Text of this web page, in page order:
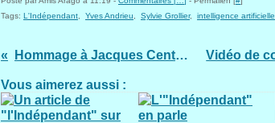
Tags: L'Indépendant Yves Andrieu Sylvie Grollier, intelligence artificielle
Hommage à Jacques Centelles
Vous aimerez aussi :